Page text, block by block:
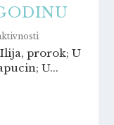
Ilija, prorok; U
U...